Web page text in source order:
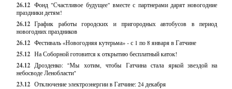
26.12 Фонд "Счастливое будущее" вместе с партнерами дарят новогодние
праздники детям!
26.12 График работы городских и пригородных автобусов в период
новогодних праздников
26.12 Фестиваль «Новогодняя кутерьма» - с 1 по 8 января в Гатчине
25.12 На Соборной готовится к открытию бесплатный каток!
24.12 Дрозденко: "Мы хотим, чтобы Гатчина стала яркой звездой на
небосводе Ленобласти"
23.12 Отключение электроэнергии в Гатчине: 24 декабря